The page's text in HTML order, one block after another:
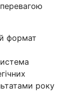
формат
року